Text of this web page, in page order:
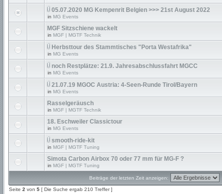
05.07.2020 MG Kempenrit Belgien >>> 21st August 2022
in MG Events
MGF Sitzschiene wackelt
in MGF | MGTF Technik
Herbsttour des Stammtisches "Porta Westafrika"
in MG Events
noch Restplätze: 21.9. Jahresabschlussfahrt MGCC
in MG Events
21.07.19 MGOC Austria: 4-Seen-Runde Tirol/Bayern
in MG Events
Rasselgeräusch
in MGF | MGTF Technik
18. Eschweiler Classictour
in MG Events
smooth-ride-kit
in MGF | MGTF Tuning
Simota Carbon Airbox 70 oder 77 mm für MG-F ?
in MGF | MGTF Tuning
Beiträge der letzten Zeit anzeigen:
Seite 2 von 5 [ Die Suche ergab 210 Treffer ]